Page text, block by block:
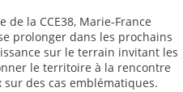
la CCE38, Marie-France
prolonger dans les prochains
sur le terrain invitant les
le territoire à la rencontre
des cas emblématiques.